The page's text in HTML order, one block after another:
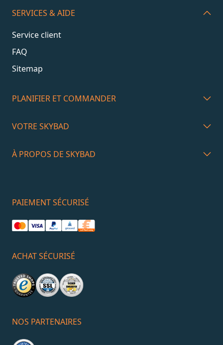
SERVICES & AIDE
Service client
FAQ
Sitemap
PLANIFIER ET COMMANDER
VOTRE SKYBAD
À PROPOS DE SKYBAD
PAIEMENT SÉCURISÉ
ACHAT SÉCURISÉ
NOS PARTENAIRES